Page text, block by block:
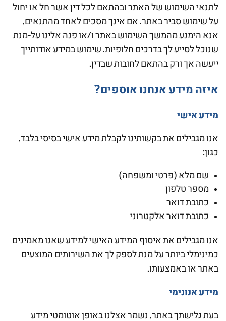
לתנאי השימוש של האתר ובהתאם לכל דין אשר חל או יחול
על שימוש סביר באתר. אם אינך מסכים לאחד מהתנאים,
אנא הימנע מהמשך השימוש באתר ו/או פנה אלינו על-מנת
שנוכל לסייע לך בדרכים חלופיות. שימוש במידע אודותייך
ייעשה אך ורק בהתאם לחובות שבדין.
איזה מידע אנחנו אוספים?
מידע אישי
אנו מגבילים את בקשותינו לקבלת מידע אישי בסיסי בלבד,
כגון:
שם מלא (פרטי ומשפחה)
מספר טלפון
כתובת דואר
כתובת דואר אלקטרוני
אנו מגבילים את איסוף המידע האישי למידע שאנו מאמינים
כמינימלי ביותר על מנת לספק לך את השירותים המוצעים
באתר או באמצעותו.
מידע אנונימי
בעת גלישתך באתר, נשמר אצלנו באופן אוטומטי מידע